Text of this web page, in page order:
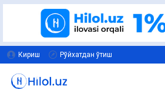
Кириш Рўйхатдан ўтиш